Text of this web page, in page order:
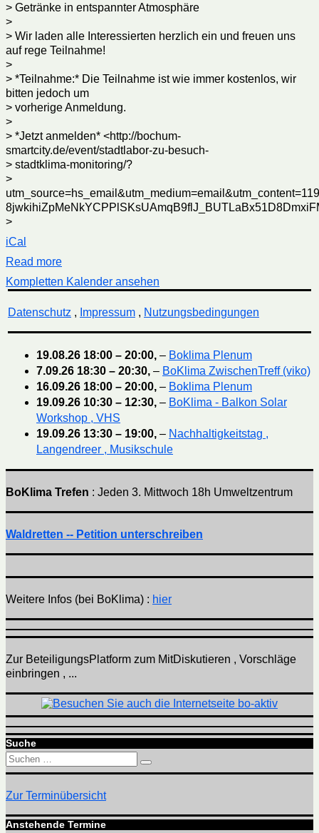
> Getränke in entspannter Atmosphäre
>
> Wir laden alle Interessierten herzlich ein und freuen uns
auf rege Teilnahme!
>
> *Teilnahme:* Die Teilnahme ist wie immer kostenlos, wir
bitten jedoch um
> vorherige Anmeldung.
>
> *Jetzt anmelden* <http://bochum-
smartcity.de/event/stadtlabor-zu-besuch-
> stadtklima-monitoring/?
>
>
iCal
Read more
Kompletten Kalender ansehen
Datenschutz , Impressum, Nutzungsbedingungen
19.08.26 18:00 – 20:00, – Boklima Plenum
7.09.26 18:30 – 20:30, – BoKlima ZwischenTreff (viko)
16.09.26 18:00 – 20:00, – Boklima Plenum
19.09.26 10:30 – 12:30, – BoKlima - Balkon Solar
Workshop , VHS
19.09.26 13:30 – 19:00, – Nachhaltigkeitstag ,
Langendreer , Musikschule
BoKlima Trefen : Jeden 3. Mittwoch 18h Umweltzentrum
Waldretten -- Petition unterschreiben
Weitere Infos (bei BoKlima) : hier
Zur BeteiligungsPlatform zum MitDiskutieren , Vorschläge
einbringen , ...
Suche
Suchen
nach:
Suchen
Zur Terminübersicht
Anstehende Termine